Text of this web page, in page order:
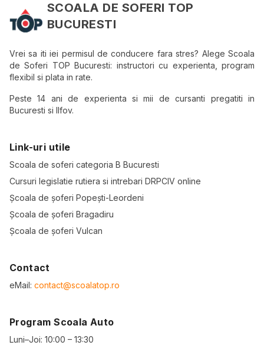
SCOALA DE SOFERI TOP
BUCURESTI
Vrei sa iti iei permisul de conducere fara stres? Alege Scoala
de Soferi TOP Bucuresti: instructori cu experienta, program
flexibil si plata in rate.
Peste 14 ani de experienta si mii de cursanti pregatiti in
Bucuresti si Ilfov.
Link-uri utile
Scoala de soferi categoria B Bucuresti
Cursuri legislatie rutiera si intrebari DRPCIV online
Școala de șoferi Popești-Leordeni
Școala de șoferi Bragadiru
Școala de șoferi Vulcan
Contact
eMail: contact@scoalatop.ro
Program Scoala Auto
Luni–Joi: 10:00 – 13:30